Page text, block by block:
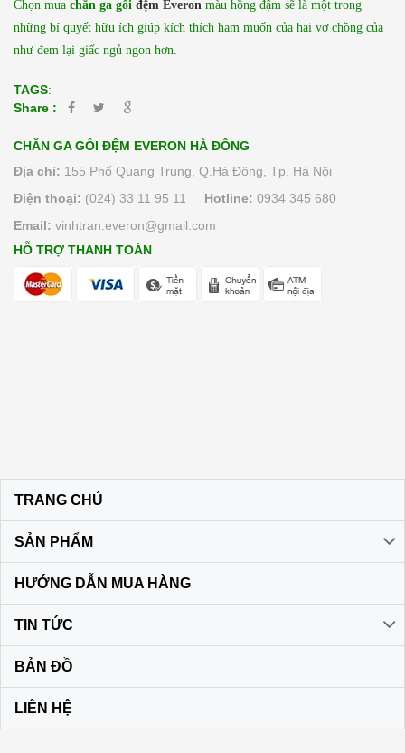
Chọn mua chăn ga gối đệm Everon màu hồng đậm sẽ là một trong
những bí quyết hữu ích giúp kích thích ham muốn của hai vợ chồng của
như đem lại giấc ngủ ngon hơn.
TAGS:
Share :
CHĂN GA GỐI ĐỆM EVERON HÀ ĐÔNG
Địa chỉ: 155 Phố Quang Trung, Q.Hà Đông, Tp. Hà Nội
Điện thoại: (024) 33 11 95 11 Hotline: 0934 345 680
Email: vinhtran.everon@gmail.com
HỖ TRỢ THANH TOÁN
TRANG CHỦ
SẢN PHẨM
HƯỚNG DẪN MUA HÀNG
TIN TỨC
BẢN ĐỒ
LIÊN HỆ